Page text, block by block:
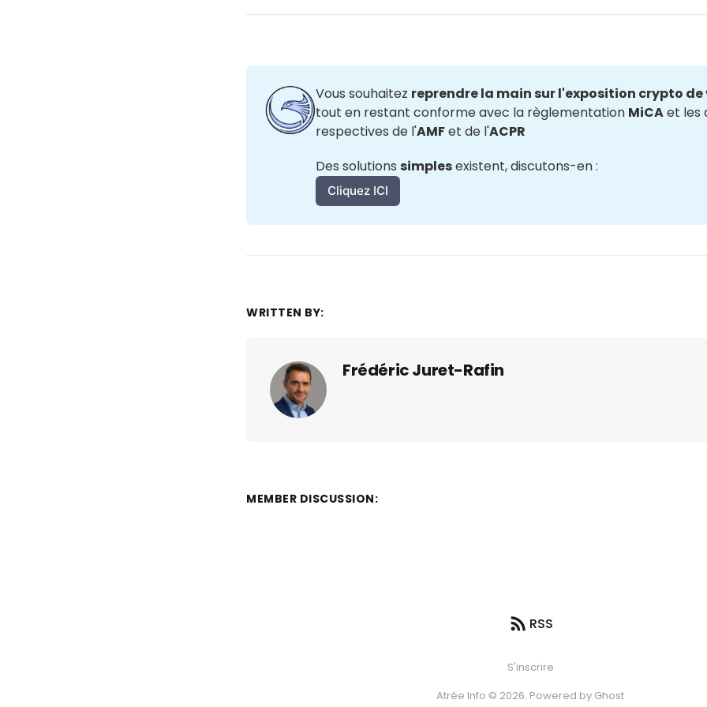
Vous souhaitez reprendre la main sur l'exposition crypto de
tout en restant conforme avec la règlementation MiCA et les
respectives de l'AMF et de l'ACPR
Des solutions simples existent, discutons-en :
Cliquez ICI
WRITTEN BY:
Frédéric Juret-Rafin
MEMBER DISCUSSION:
RSS
S'inscrire
Atrée Info © 2026. Powered by Ghost